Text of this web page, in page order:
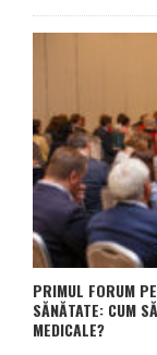
PRIMUL FORUM
SĂNĂTATE: CUM
MEDICALE?